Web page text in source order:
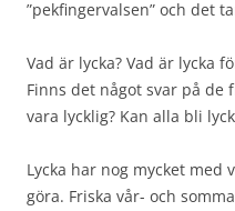
”pekfingervalsen” och det
Vad är lycka? Vad är lycka
Finns det något svar på de
vara lycklig? Kan alla bli
Lycka har nog mycket med
göra. Friska vår- och